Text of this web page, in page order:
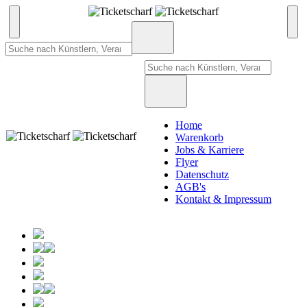
Home
Warenkorb
Jobs & Karriere
Flyer
Datenschutz
AGB's
Kontakt & Impressum